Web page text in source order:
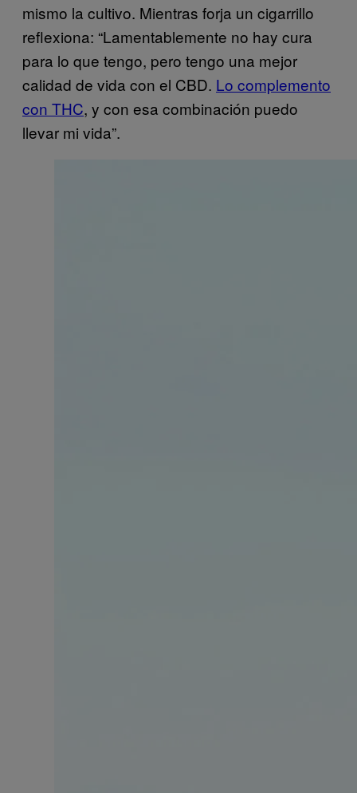
mismo la cultivo. Mientras forja un cigarrillo
reflexiona: “Lamentablemente no hay cura
para lo que tengo, pero tengo una mejor
calidad de vida con el CBD. Lo complemento
con THC, y con esa combinación puedo
llevar mi vida”.